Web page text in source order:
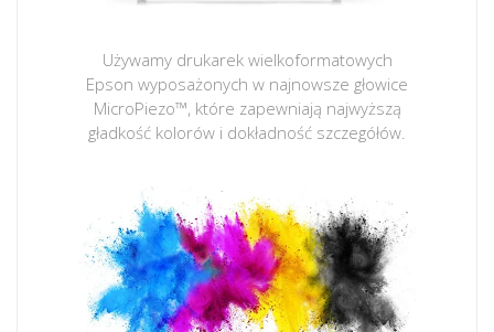
Używamy drukarek wielkoformatowych
Epson wyposażonych w najnowsze głowice
MicroPiezo™, które zapewniają najwyższą
gładkość kolorów i dokładność szczegółów.